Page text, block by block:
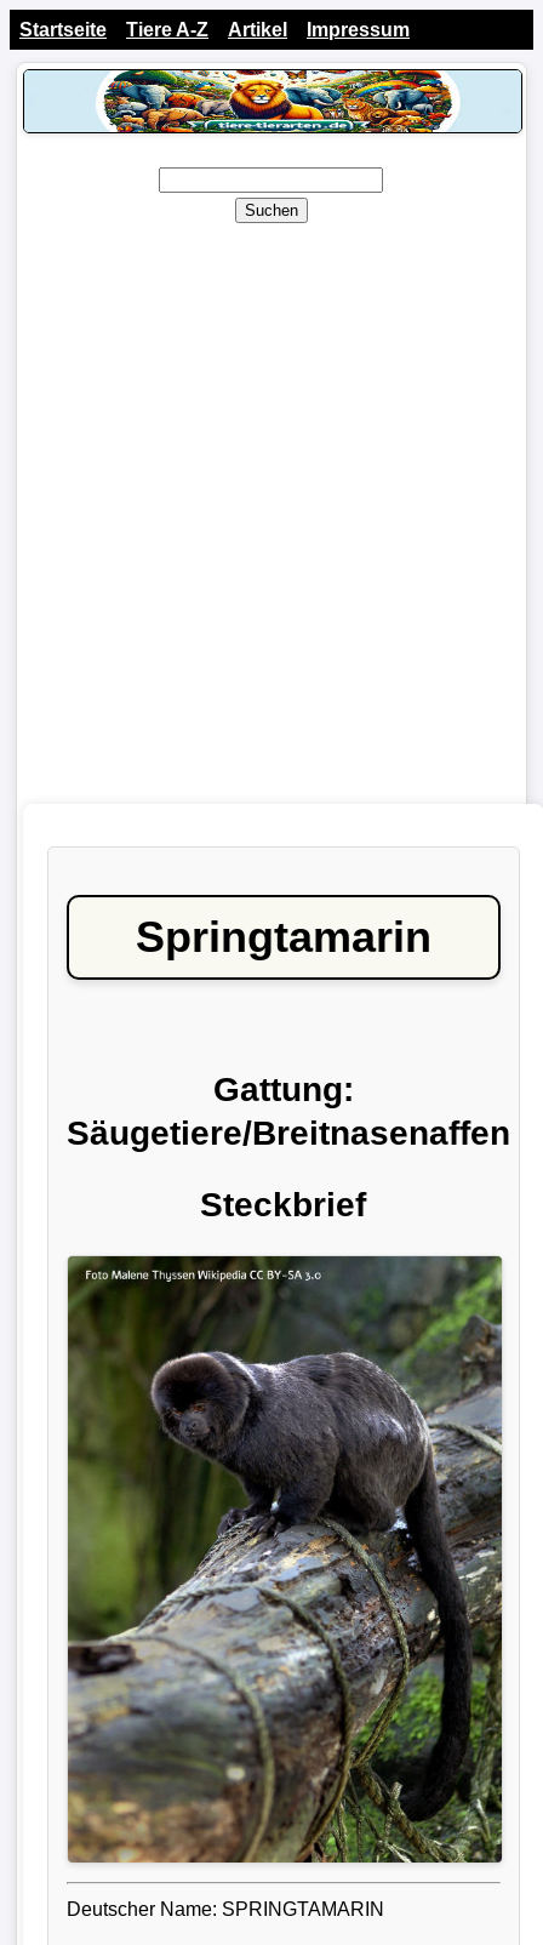
Startseite Tiere A-Z Artikel Impressum
Suchen
Springtamarin
Gattung:
Säugetiere/Breitnasenaffen
Steckbrief
Deutscher Name: SPRINGTAMARIN